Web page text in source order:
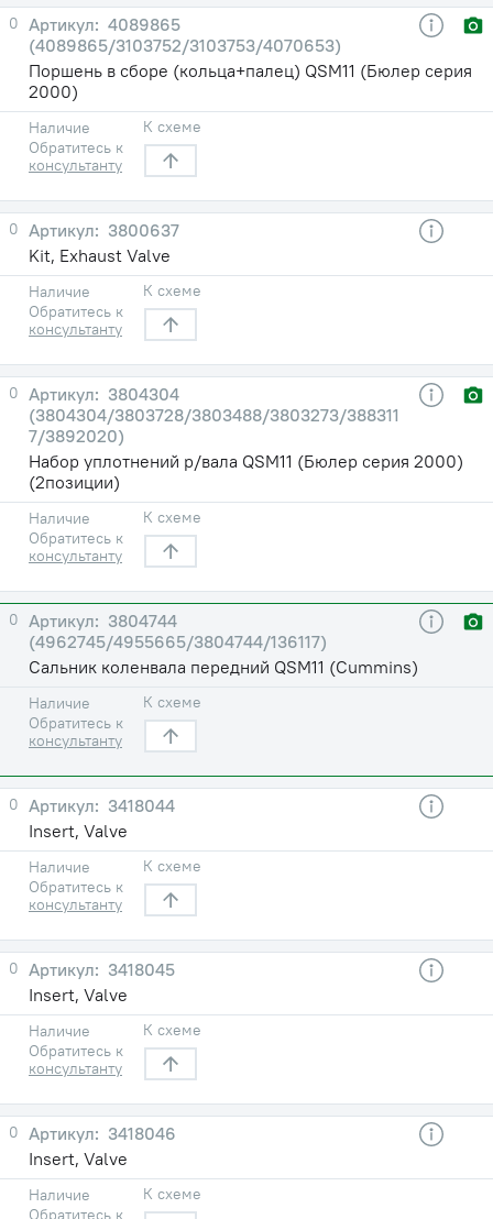
0
4089865
(4089865/3103752/3103753/4070653)
Поршень в сборе (кольца+палец) QSM11 (Бюлер серия
2000)
Наличие
Обратитесь к
консультанту
К схеме
0
3800637
Kit, Exhaust Valve
Наличие
Обратитесь к
консультанту
К схеме
0
3804304
(3804304/3803728/3803488/3803273/388311
7/3892020)
Набор уплотнений р/вала QSM11 (Бюлер серия 2000)
(2позиции)
Наличие
Обратитесь к
консультанту
К схеме
0
3804744
(4962745/4955665/3804744/136117)
Сальник коленвала передний QSM11 (Cummins)
Наличие
Обратитесь к
консультанту
К схеме
0
3418044
Insert, Valve
Наличие
Обратитесь к
консультанту
К схеме
0
3418045
Insert, Valve
Наличие
Обратитесь к
консультанту
К схеме
0
3418046
Insert, Valve
Наличие
Обратитесь к
К схеме